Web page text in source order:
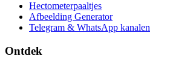
Hectometerpaaltjes
Afbeelding Generator
Telegram & WhatsApp kanalen
Ontdek